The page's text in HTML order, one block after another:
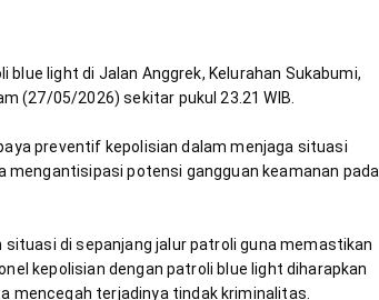
light di Jalan Anggrek, Kelurahan Sukabumi,
preventif kepolisian dalam menjaga situasi
potensi gangguan keamanan pada
di sepanjang jalur patroli guna memastikan
kepolisian dengan patroli blue light diharapkan